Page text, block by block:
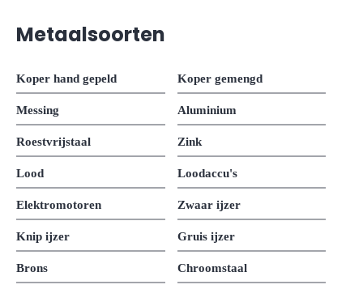
Metaalsoorten
Koper hand gepeld Koper gemengd
Messing Aluminium
Roestvrijstaal Zink
Lood Loodaccu's
Elektromotoren Zwaar ijzer
Knip ijzer Gruis ijzer
Brons Chroomstaal